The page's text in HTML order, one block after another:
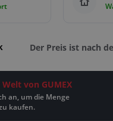
Der Preis ist nach
von GUMEX
an, um die Menge
kaufen.